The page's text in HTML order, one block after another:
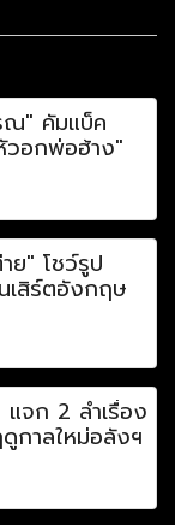
" คัมแบ็ค
วอกพ่อฮ้าง"
ย" โชว์รูป
เสิร์ตอังกฤษ
จก 2 ลำเรื่อง
กาลใหม่อลังฯ